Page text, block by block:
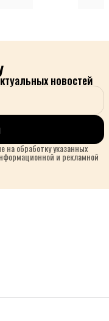
новостей
на обработку указанных
и рекламной